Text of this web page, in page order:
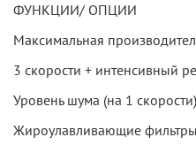
ФУНКЦИИ/ ОПЦИИ
Максимальная
3 скорости + интенсивный
Уровень шума (на 1
Жироулавливающие